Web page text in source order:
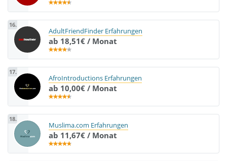
16.
AdultFriendFinder Erfahrungen
ab 18,51€ / Monat
17.
AfroIntroductions Erfahrungen
ab 10,00€ / Monat
18.
Muslima.com Erfahrungen
ab 11,67€ / Monat